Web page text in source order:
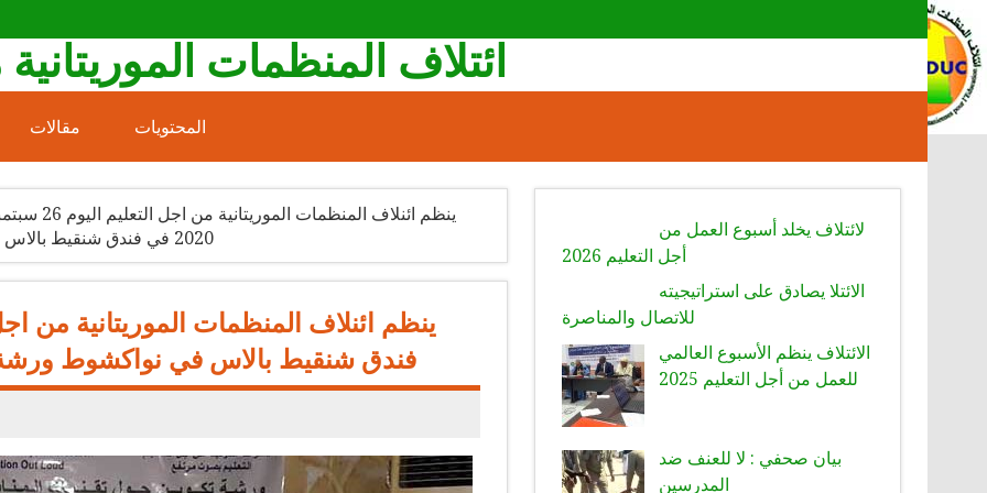
ائتلاف المنظمات
مقالات المحتويات
ينظم ائنلاف المنظمات الموريتانية من اجل
2020 في فندق شنقيط بالاس في نواكشوط ورشة عمل تدريبية حول تقنيات المناصرة
فندق شنقيط بالاس في نواكشوط ورشة
لائتلاف يخلد أسبوع العمل من
أجل التعليم 2026
الائتلا يصادق على استراتيجيته
للاتصال والمناصرة
الائتلاف ينظم الأسبوع العالمي
للعمل من أجل التعليم 2025
بيان صحفي : لا للعنف ضد
المدرسين